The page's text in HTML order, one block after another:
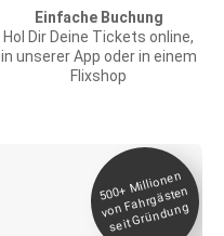
Einfache Buchung
Hol Dir Deine Tickets online,
in unserer App oder in einem
Flixshop
500+
Millionen
von Fahrgästen
seit
Gründung